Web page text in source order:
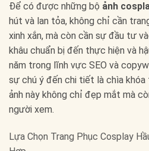
Để có được những bộ ảnh
hút và lan tỏa, không chỉ cần
xinh xắn, mà còn cần sự đầu tư
khâu chuẩn bị đến thực hiện và
năm trong lĩnh vực SEO và
sự chú ý đến chi tiết là chìa khóa
ảnh này không chỉ đẹp mắt mà
người xem.
Lựa Chọn Trang Phục Cosplay